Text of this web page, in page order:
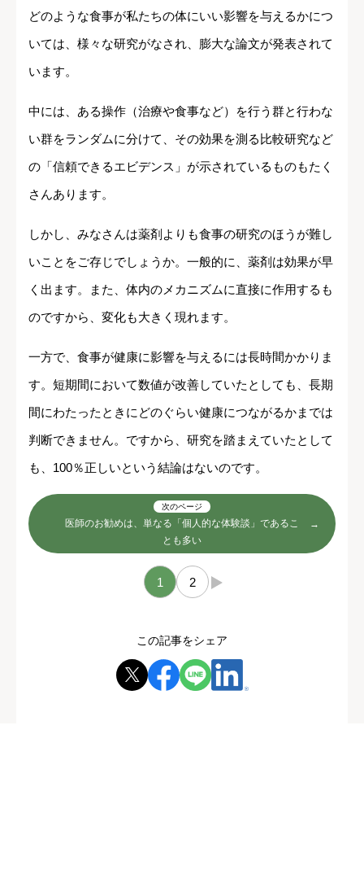
どのような食事が私たちの体にいい影響を与えるかにつ
いては、様々な研究がなされ、膨大な論文が発表されて
います。
中には、ある操作（治療や食事など）を行う群と行わな
い群をランダムに分けて、その効果を測る比較研究など
の「信頼できるエビデンス」が示されているものもたく
さんあります。
しかし、みなさんは薬剤よりも食事の研究のほうが難し
いことをご存じでしょうか。一般的に、薬剤は効果が早
く出ます。また、体内のメカニズムに直接に作用するも
のですから、変化も大きく現れます。
一方で、食事が健康に影響を与えるには長時間かかりま
す。短期間において数値が改善していたとしても、長期
間にわたったときにどのぐらい健康につながるかまでは
判断できません。ですから、研究を踏まえていたとして
も、100％正しいという結論はないのです。
次のページ
医師のお勧めは、単なる「個人的な体験談」であるこ
とも多い
1 2 →
この記事をシェア